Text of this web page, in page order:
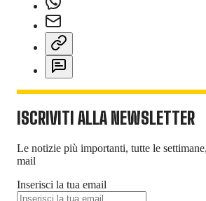
ISCRIVITI ALLA NEWSLETTER
Le notizie più importanti, tutte le
mail
Inserisci la tua email